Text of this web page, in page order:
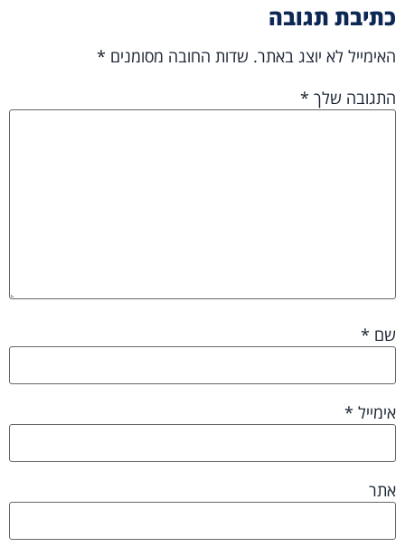
כתיבת תגובה
האימייל לא יוצג באתר. שדות החובה מסומנים *
התגובה שלך *
שם *
אימייל *
אתר